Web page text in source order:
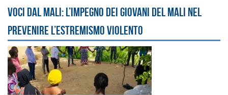
Voci dal Mali: l’impegno dei giovani del Mali nel
prevenire l’estremismo violento